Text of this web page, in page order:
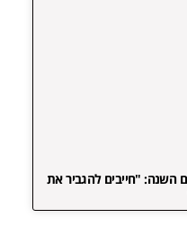
השנה: "חייבים להגביר את